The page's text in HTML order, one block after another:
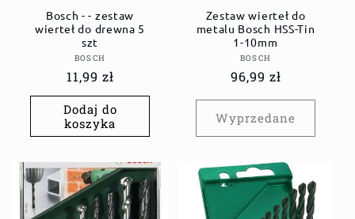
Bosch - - zestaw
wierteł do drewna 5
szt
Dostawca:
BOSCH
Cena
regularna
11,99 zł
Dodaj do
koszyka
Zestaw wierteł do
metalu Bosch HSS-Tin
1-10mm
Dostawca:
BOSCH
Cena
96,99 zł
Wyprzedane